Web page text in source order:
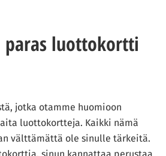
luottokortti
jotka otamme huomioon
luottokortteja. Kaikki nämä
välttämättä ole sinulle tärkeitä.